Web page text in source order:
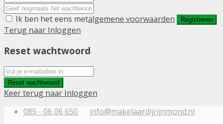
Ik ben het eens metalgemene voorwaarden Registreren
Terug naar Inloggen
Reset wachtwoord
Reset wachtwoord
Keer terug naar Inloggen
085 - 06 06 650
info@makelaardijrijnmond.nl